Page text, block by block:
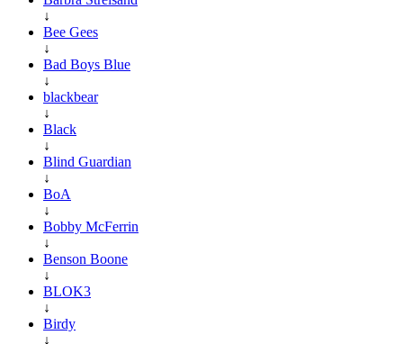
↓
Bee Gees
↓
Bad Boys Blue
↓
blackbear
↓
Black
↓
Blind Guardian
↓
BoA
↓
Bobby McFerrin
↓
Benson Boone
↓
BLOK3
↓
Birdy
↓